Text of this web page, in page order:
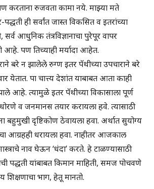
करताना रुजवता कामा नये. माझ्या मते
ही सर्वांत जास्त विकसित व इतरांच्या
आधुनिक तंत्रविज्ञानाचा पुरेपूर वापर
आहे. पण तिच्याही मर्यादा आहेत.
बरे न झालेले रुग्ण इतर पॅथीच्या उपचाराने बरे
येतात. पा चात्त्य देशांत याबाबत आता काही
आहे. त्यामुळे इतर पॅथीच्या विकासाला पूर्ण
धोरणे व जनमानस तयार करायला हवे. त्यासाठी
बहुमुखी दृष्टिकोण ठेवायला हवा. अर्थात सुयोग्य
आग्रहही धरायला हवा. नाहीतर आजकाल
नाव घेऊन ‘धंदा’ करते. हे टाळण्यासाठी
पद्धती यांबाबत किमान माहिती, समज पोचवणे
शिक्षणाचा भाग, हेतू मानतो.